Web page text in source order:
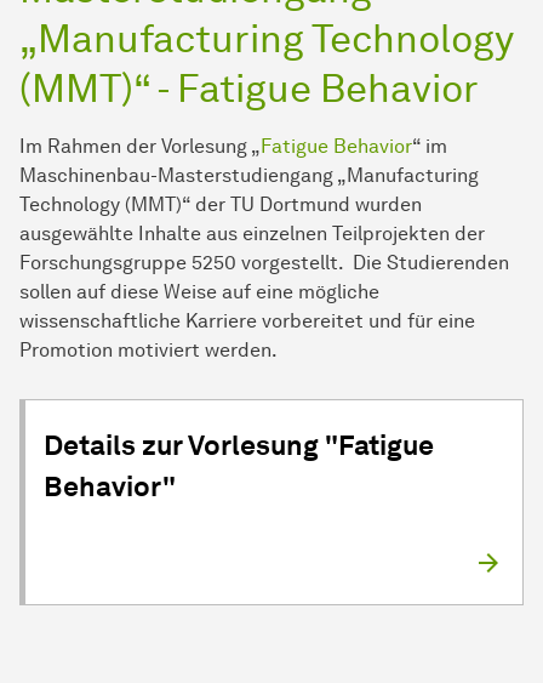
„Manufacturing Technology
(MMT)“ - Fatigue Behavior
Im Rahmen der Vorlesung „ Fatigue Behavior“ im
Maschinenbau-Masterstudiengang „Manufacturing
Technology (MMT)“ der TU Dortmund wurden
ausgewählte Inhalte aus einzelnen Teilprojekten der
For­schungs­gruppe 5250 vorgestellt. Die Studierenden
sollen auf diese Weise auf eine mögliche
wissenschaftliche Karriere vorbereitet und für eine
Promotion motiviert werden.
Details zur Vorlesung "Fatigue
Behavior"